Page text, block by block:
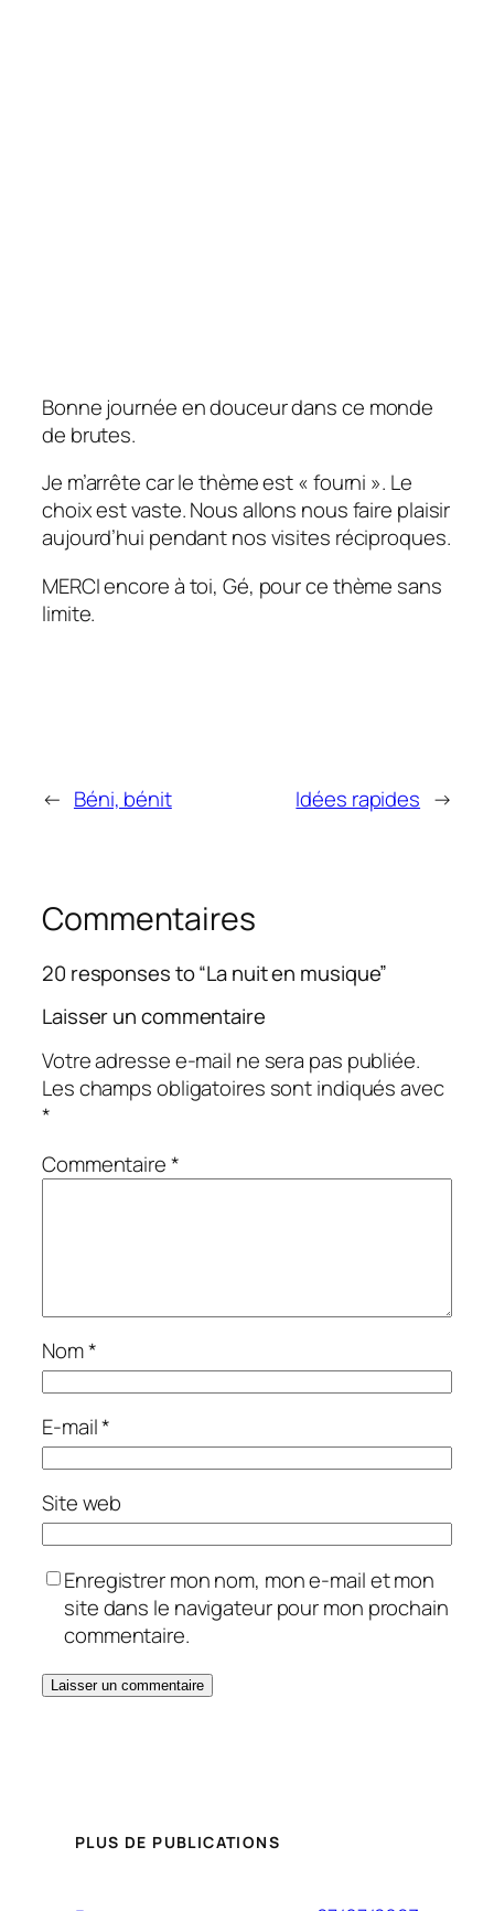
Bonne journée en douceur dans ce monde
de brutes.
Je m’arrête car le thème est « fourni ». Le
choix est vaste. Nous allons nous faire plaisir
aujourd’hui pendant nos visites réciproques.
MERCI encore à toi, Gé, pour ce thème sans
limite.
← Béni, bénit Idées rapides →
Commentaires
20 responses to “La nuit en musique”
Laisser un commentaire
Votre adresse e-mail ne sera pas publiée.
Les champs obligatoires sont indiqués avec
*
Commentaire*
Nom*
E-mail*
Site web
Enregistrer mon nom, mon e-mail et mon
site dans le navigateur pour mon prochain
commentaire.
PLUS DE PUBLICATIONS